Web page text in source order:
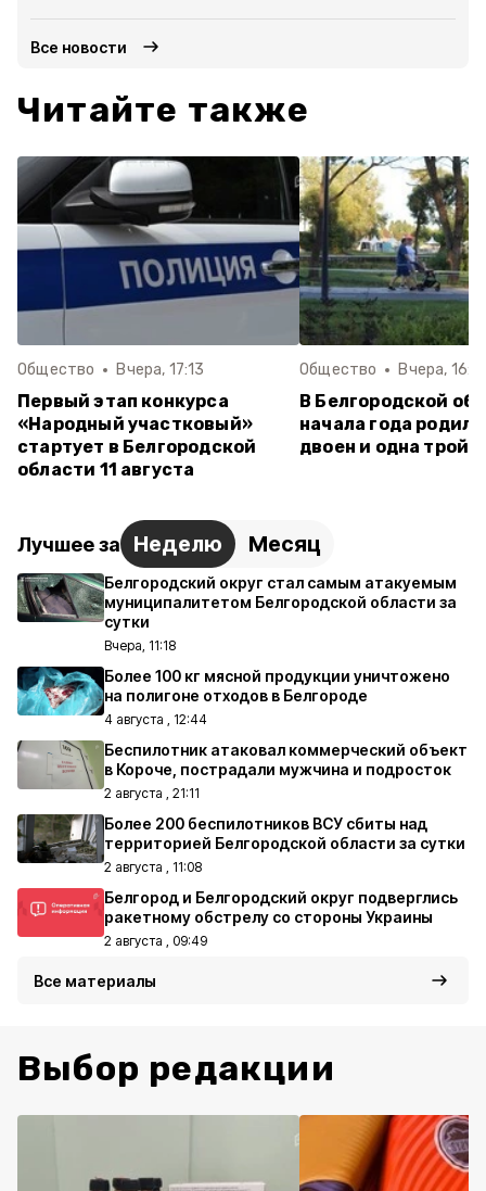
Все новости
Читайте также
Общество Вчера, 17:13
Первый этап конкурса
«Народный участковый»
стартует в Белгородской
области 11 августа
Общество Вчера,
В Белгородской
начала года
двоен и одна
Лучшее за Неделю Месяц
Белгородский округ стал самым атакуемым
муниципалитетом Белгородской области за
сутки
Вчера, 11:18
Более 100 кг мясной продукции уничтожено
на полигоне отходов в Белгороде
4 августа , 12:44
Беспилотник атаковал коммерческий объект
в Короче, пострадали мужчина и подросток
2 августа , 21:11
Более 200 беспилотников ВСУ сбиты над
территорией Белгородской области за сутки
2 августа , 11:08
Белгород и Белгородский округ подверглись
ракетному обстрелу со стороны Украины
2 августа , 09:49
Все материалы
Выбор редакции